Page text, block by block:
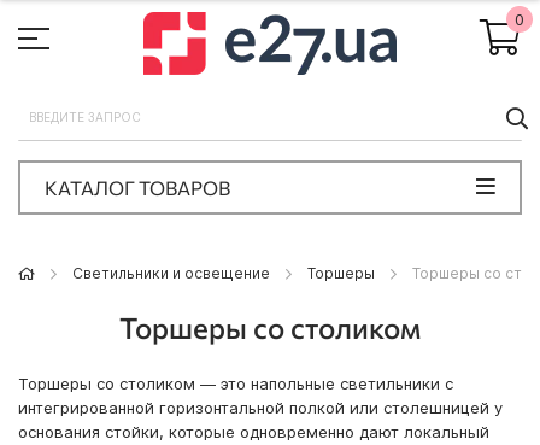
0
КАТАЛОГ ТОВАРОВ
Светильники и освещение Торшеры Торшеры со
Торшеры со столиком
Торшеры со столиком — это напольные светильники с
интегрированной горизонтальной полкой или столешницей у
основания стойки, которые одновременно дают локальный